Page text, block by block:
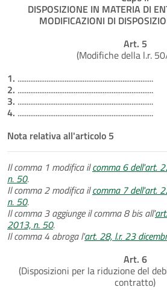
DISPOSIZIONE IN MATERIA DI
MODIFICAZIONI DI
Art. 5
(Modifiche della l.r.
1. ...........................................................................
2. ...........................................................................
3. ...........................................................................
4. ...........................................................................
Nota relativa all'articolo 5
Il comma 1 modifica ilcomma 6 dell'art.
n. 50.
Il comma 2 modifica ilcomma 7 dell'art.
n. 50.
Il comma 3 aggiunge il comma 8 bis all'
2013, n. 50.
Il comma 4 abroga l'art. 28, l.r. 23
Art. 6
(Disposizioni per la riduzione del
contratto)